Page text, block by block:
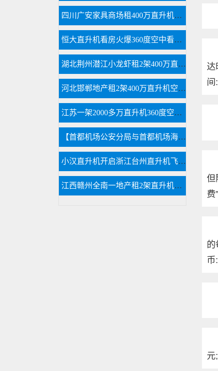
达
间
但
费
的
币
元
四川广安家具商场租400万直升机国庆庆典
恒大直升机看房火爆360度空中看房新体验
湖北荆州潜江小龙虾租2架400万直升机完成1300多万营业额
河北邯郸地产租2架400万直升机空中看房
江苏一架2000多万直升机360度空中看房
【首都机场公安分局与首都机场海关的公务员那个待遇好,差在哪】
小汉直升机开启浙江台州直升机飞行开业庆典
江西赣州全南一地产租2架直升机空中看房